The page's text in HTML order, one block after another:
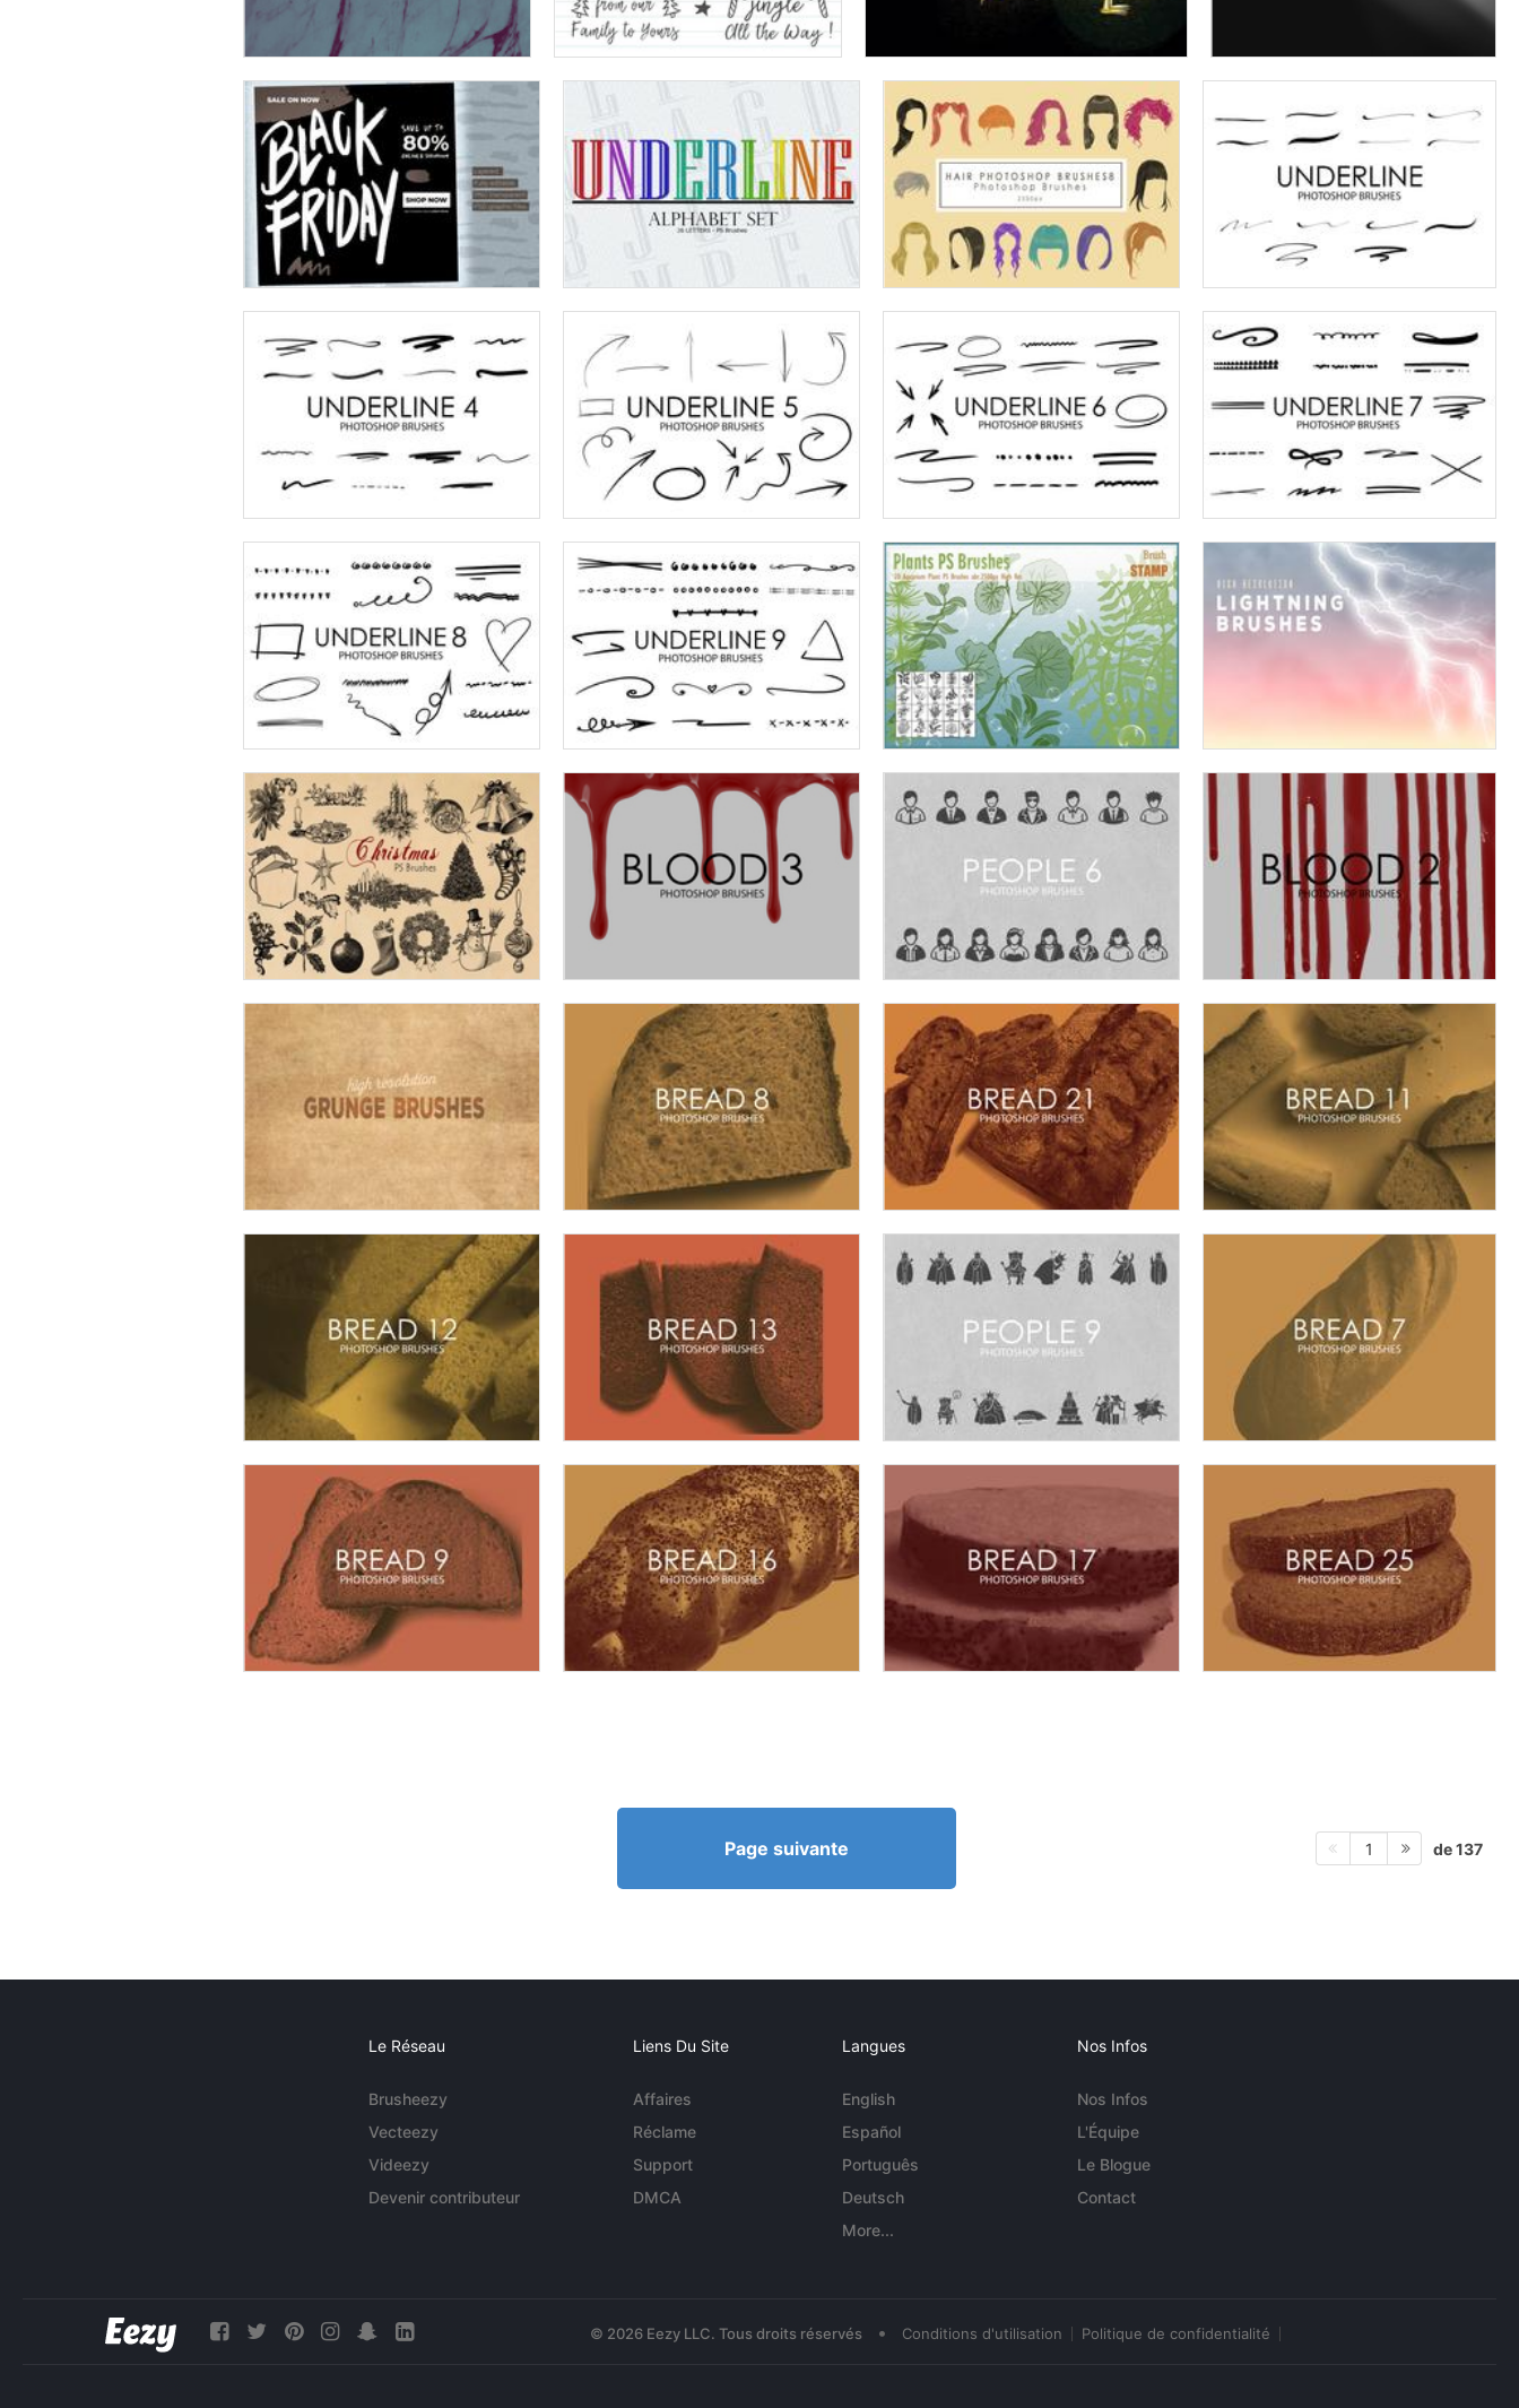
Page suivante 1 de 137
Le Réseau
Brusheezy
Vecteezy
Videezy
Devenir contributeur
Liens Du Site
Affaires
Réclame
Support
DMCA
Langues
English
Español
Português
Deutsch
More...
Nos Infos
Nos Infos
L'Équipe
Le Blogue
Contact
© 2026 Eezy LLC. Tous droits réservés • Conditions d'utilisation Politique de confidentialité